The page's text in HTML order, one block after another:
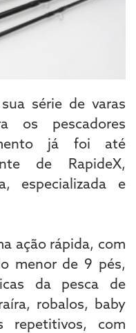
série de varas
os pescadores
já foi até
de RapideX,
especializada e
ação rápida, com
menor de 9 pés,
da pesca de
robalos, baby
repetitivos, com